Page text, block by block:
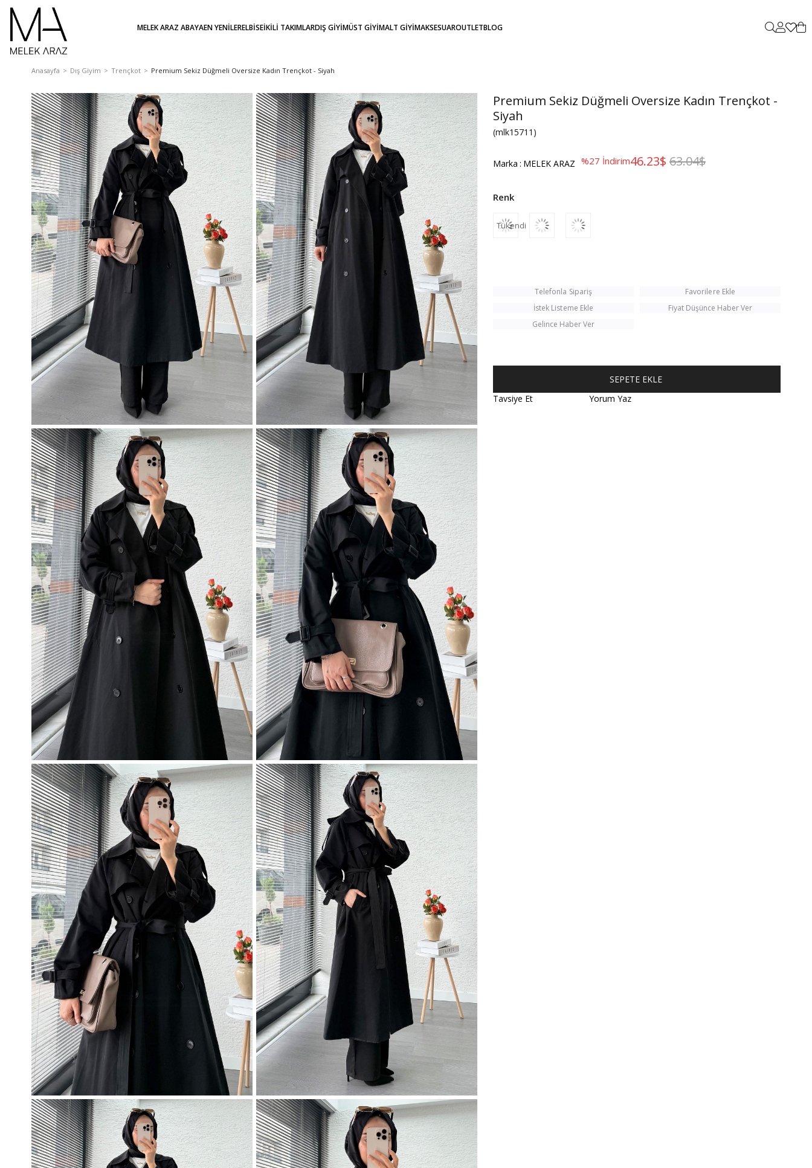
MELEK ARAZ ABAYAEN YENİLERELBİSEİKİLİ TAKIMLARDIŞ GİYİMÜST GİYİMALT GİYİMAKSESUAROUTLETBLOG
Anasayfa Dış Giyim Trençkot Premium Sekiz Düğmeli Oversize Kadın Trençkot - Siyah
Premium Sekiz Düğmeli Oversize Kadın Trençkot -
Siyah
(mlk15711)
Marka : MELEK ARAZ %27 İndirim 63.04$
46.23$
Tükendi
Telefonla Sipariş
Favorilere Ekle
İstek Listeme Ekle
Fiyat Düşünce Haber Ver
Gelince Haber Ver
Tavsiye Et Yorum Yaz